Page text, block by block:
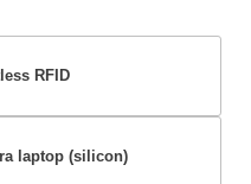
RFID
laptop (silicon)